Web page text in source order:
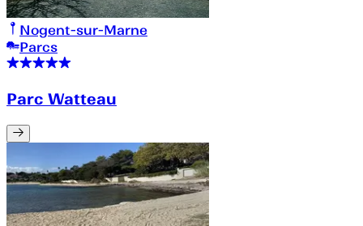
Nogent-sur-Marne
Parcs
Parc Watteau